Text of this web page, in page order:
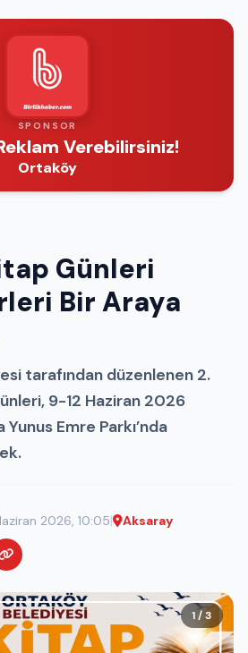
SPONSOR
Verebilirsiniz!
Ortaköy
Günleri
Bir Araya
tarafından düzenlenen 2.
9-12 Haziran 2026
Emre Parkı’nda
2026, 10:05| Aksaray
1 / 3